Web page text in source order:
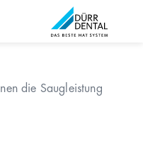
die Saugleistung